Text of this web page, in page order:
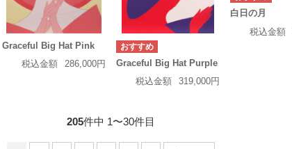
Graceful Big Hat Pink
税込金額
286,000円
Graceful Big Hat Purple
税込金額
319,000円
白日の月
税込金額
205件中 1〜30件目